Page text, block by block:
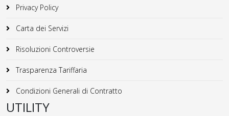
Privacy Policy
Carta dei Servizi
Risoluzioni Controversie
Trasparenza Tariffaria
Condizioni Generali di Contratto
UTILITY